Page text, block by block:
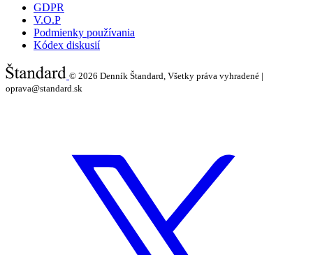
GDPR
V.O.P
Podmienky používania
Kódex diskusií
© 2026 Denník Štandard, Všetky práva vyhradené |
oprava@standard.sk